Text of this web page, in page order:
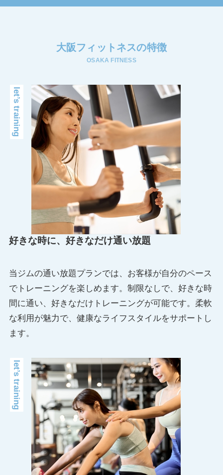
大阪フィットネスの特徴
OSAKA FITNESS
let’s training
好きな時に、好きなだけ通い放題
当ジムの通い放題プランでは、お客様が自分のペース
でトレーニングを楽しめます。制限なしで、好きな時
間に通い、好きなだけトレーニングが可能です。柔軟
な利用が魅力で、健康なライフスタイルをサポートし
ます。
let’s training